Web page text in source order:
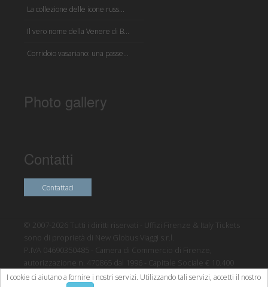
La collezione delle icone russ...
Il vero nome della Venere di B...
Corridoio vasariano: una passe...
Photo gallery
Contatti
Contattaci
© 2007-2026 Tutti i diritti riservati - Uffizi Firenze & Italy Tickets
sono di proprietà di New Globus Viaggi s.r.l.
P.IVA 04690350485 - Camera di Commercio di Firenze,
autorizzazione n. 470865 dal 1996 - Capitale Sociale € 10.400
L'utilizzo di questo sito implica l'accettazione dei nostri
I cookie ci aiutano a fornire i nostri servizi. Utilizzando tali servizi, accetti il nostro